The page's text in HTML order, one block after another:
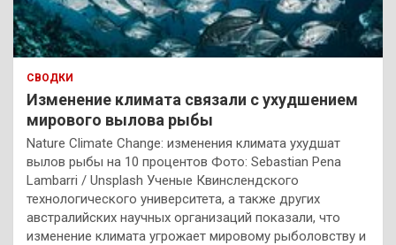
СВОДКИ
Изменение климата связали с ухудшением
мирового вылова рыбы
Nature Climate Change: изменения климата ухудшат
вылов рыбы на 10 процентов Фото: Sebastian Pena
Lambarri / Unsplash Ученые Квинслендского
технологического университета, а также других
австралийских научных организаций показали, что
изменение климата угрожает мировому рыболовству и